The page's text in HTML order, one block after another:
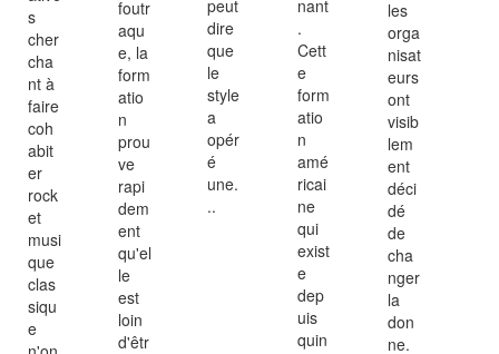
s
cher
cha
nt à
faire
coh
abit
er
rock
et
musi
que
clas
siqu
e
foutr
aqu
e, la
form
atio
n
prou
ve
rapi
dem
ent
qu'el
le
est
loin
d'êtr
peut
dire
que
le
style
a
opér
é
une.
..
nant
.
Cett
e
form
atio
n
amé
ricai
ne
qui
exist
e
dep
uis
quin
les
orga
nisat
eurs
ont
visib
lem
ent
déci
dé
de
cha
nger
la
don
ne.